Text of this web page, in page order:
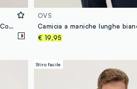
Camicia a righe regular fit in tessuto Coolmax®
OVS
Camicia a maniche lunghe
€ 19,95
Stiro facile